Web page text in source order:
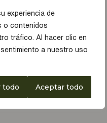
experiencia de
o contenidos
tráfico. Al hacer clic en
a nuestro uso
todo Aceptar todo